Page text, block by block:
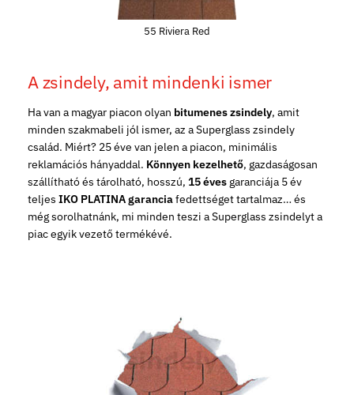
55 Riviera Red
A zsindely, amit mindenki ismer
Ha van a magyar piacon olyan bitumenes zsindely, amit
minden szakmabeli jól ismer, az a Superglass zsindely
család. Miért? 25 éve van jelen a piacon, minimális
reklamációs hányaddal. Könnyen kezelhető, gazdaságosan
szállítható és tárolható, hosszú, 15 éves garanciája 5 év
teljes IKO PLATINA garanciafedettséget tartalmaz… és
még sorolhatnánk, mi minden teszi a Superglass zsindelyt a
piac egyik vezető termékévé.